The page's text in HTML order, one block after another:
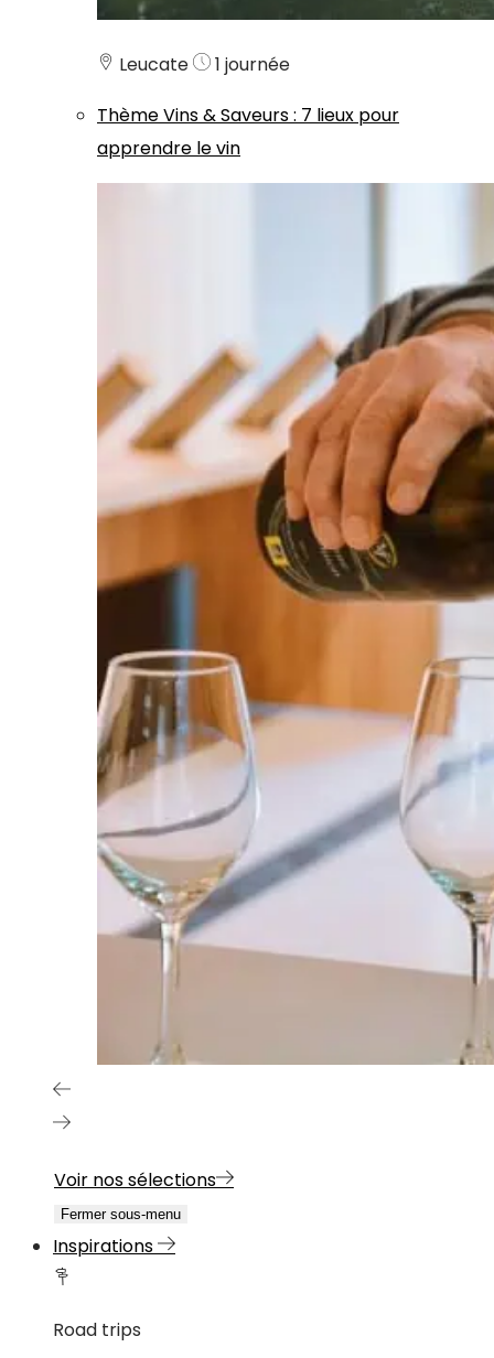
Leucate
1 journée
ThèmeVins & Saveurs: 7 lieux pour
apprendre le vin
Voir nos sélections
Fermer sous-menu
Inspirations
Road trips